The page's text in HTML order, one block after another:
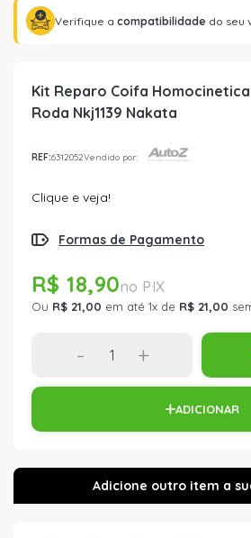
Verifique a compatibilidade do seu
Kit Reparo Coifa
Roda Nkj1139 Nakata
REF:6312052Vendido por:
Clique e veja!
Formas de Pagamento
R$ 18,90
Ou R$ 21,00 em até 1x de R$ 21,00
- +
ADICIONAR